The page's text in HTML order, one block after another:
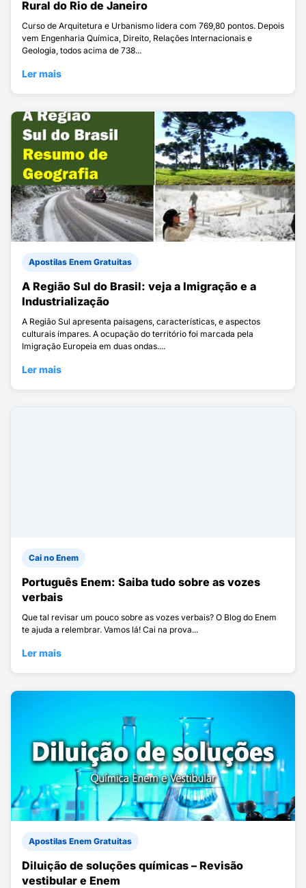
Rural do Rio de Janeiro
Curso de Arquitetura e Urbanismo lidera com 769,80 pontos. Depois
vem Engenharia Química, Direito, Relações Internacionais e
Geologia, todos acima de 738...
Ler mais
Apostilas Enem Gratuitas
A Região Sul do Brasil: veja a Imigração e a
Industrialização
A Região Sul apresenta paisagens, características, e aspectos
culturais ímpares. A ocupação do território foi marcada pela
Imigração Europeia em duas ondas....
Ler mais
Cai no Enem
Português Enem: Saiba tudo sobre as vozes
verbais
Que tal revisar um pouco sobre as vozes verbais? O Blog do Enem
te ajuda a relembrar. Vamos lá! Cai na prova...
Ler mais
Apostilas Enem Gratuitas
Diluição de soluções químicas – Revisão
vestibular e Enem